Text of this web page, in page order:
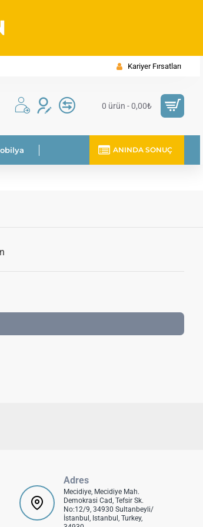
Kariyer Fırsatları
0 ürün - 0,00₺
ANINDA SONUÇ
Adres
Mecidiye, Mecidiye Mah.
Demokrasi Cad, Tefsir Sk.
No:12/9, 34930 Sultanbeyli/
İstanbul, Istanbul, Turkey,